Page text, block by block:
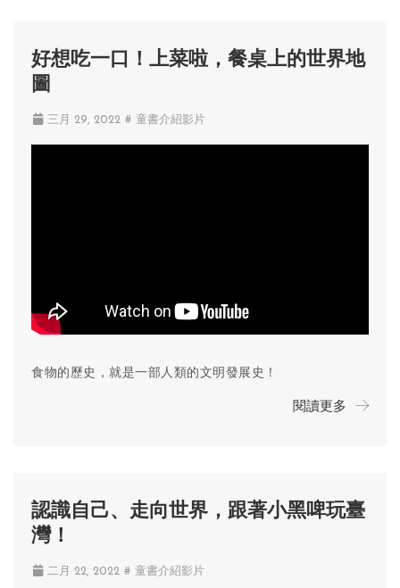
好想吃一口！上菜啦，餐桌上的世界地
圖
三月 29, 2022 # 童書介紹影片
食物的歷史，就是一部人類的文明發展史！
閱讀更多
認識自己、走向世界，跟著小黑啤玩臺
灣！
二月 22, 2022 # 童書介紹影片